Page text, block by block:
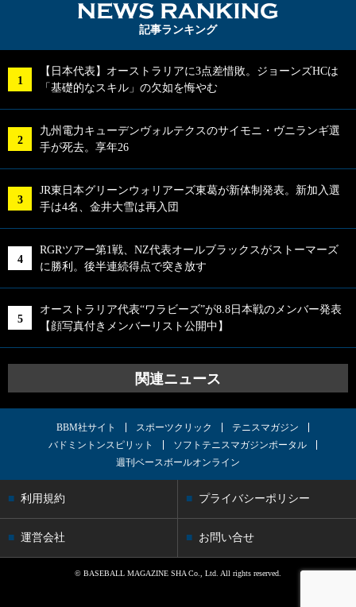
記事ランキング
【日本代表】オーストラリアに3点差惜敗。ジョーンズHCは
「基礎的なスキル」の欠如を悔やむ
九州電力キューデンヴォルテクスのサイモニ・ヴニランギ選
手が死去。享年26
JR東日本グリーンウォリアーズ東葛が新体制発表。新加入選
手は4名、金井大雪は再入団
RGRツアー第1戦、NZ代表オールブラックスがストーマーズ
に勝利。後半連続得点で突き放す
オーストラリア代表“ワラビーズ”が8.8日本戦のメンバー発表
【顔写真付きメンバーリスト公開中】
関連ニュース
BBM社サイト スポーツクリック
テニスマガジン
バドミントンスピリット
ソフトテニスマガジンポータル
週刊ベースボールオンライン
利用規約 プライバシーポリシー
運営会社 お問い合せ
© BASEBALL MAGAZINE SHA Co., Ltd. All rights reserved.